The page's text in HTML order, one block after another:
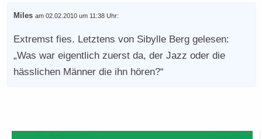
Miles am 02.02.2010 um 11:38 Uhr:
Extremst fies. Letztens von Sibylle Berg gelesen:
„Was war eigentlich zuerst da, der Jazz oder die
hässlichen Männer die ihn hören?“